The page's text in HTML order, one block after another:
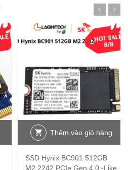
Thêm vào giỏ hàng
SSD Hynix BC901 512GB
M2 2242 PCIe Gen 4.0 -Like